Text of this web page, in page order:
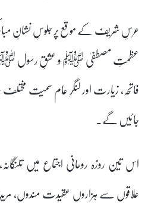
عرسِ شریف کے موقع پر جلوسِ نشانِ
عظمتِ مصطفیٰ ﷺ و عشقِ رسول ﷺ،
فاتحہ، زیارت اور لنگرِ عام سمیت مختلف
جائیں گے۔
اس تین روزہ روحانی اجتماع میں
علاقوں سے ہزاروں عقیدت مندوں،